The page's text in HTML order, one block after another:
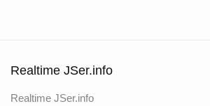
Realtime JSer.info
Realtime JSer.info